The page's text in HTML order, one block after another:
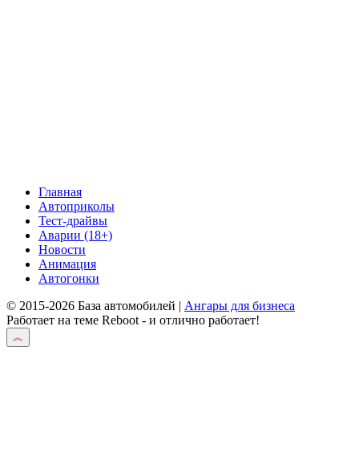
Главная
Автоприколы
Тест-драйвы
Аварии (18+)
Новости
Анимация
Автогонки
© 2015-2026 База автомобилей | Ангары для бизнеса
Работает на теме Reboot - и отлично работает!